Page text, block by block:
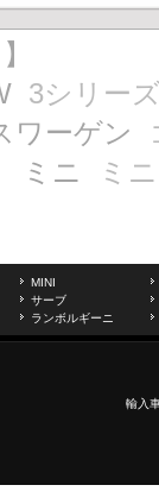
3シリー
ワーゲン
ミニ ミニ
MINI
サーブ
ランボルギーニ
輸入